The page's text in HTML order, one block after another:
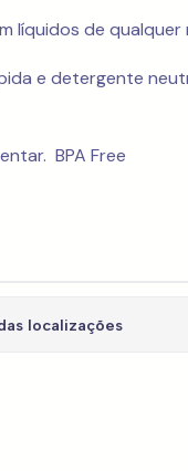
líquidos de qualquer
e detergente
BPA Free
localizações